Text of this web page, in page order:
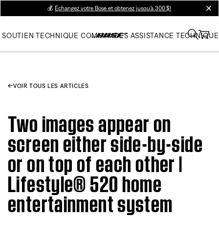
💰 Échangez votre Bose et obtenez jusqu’à 300 $!
SOUTIEN TECHNIQUE COMMANDES ASSISTANCE TECHNIQUE
VOIR TOUS LES ARTICLES
Two images appear on
screen either side-by-side
or on top of each other |
Lifestyle® 520 home
entertainment system